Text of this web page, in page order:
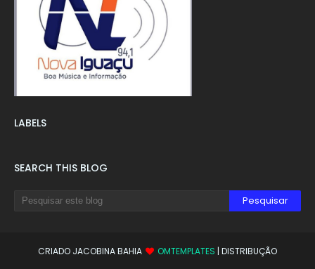
LABELS
SEARCH THIS BLOG
CRIADO JACOBINA BAHIA OMTEMPLATES | DISTRIBUÇÃO